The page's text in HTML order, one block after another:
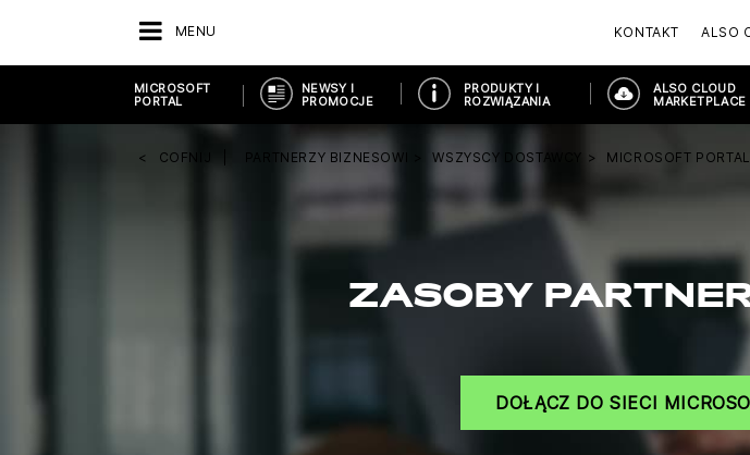
MENU KONTAKT ALSO
MICROSOFT
PORTAL
NEWSY I
PROMOCJE
PRODUKTY I
ROZWIĄZANIA
ALSO CLOUD
MARKETPLACE
COFNIJ PARTNERZY BIZNESOWI WSZYSCY DOSTAWCY MICROSOFT PORTAL
ZASOBY
DOŁĄCZ DO SIECI